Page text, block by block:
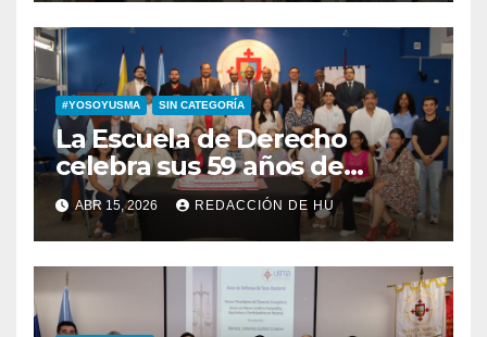
#YOSOYUSMA SIN CATEGORÍA
La Escuela de Derecho
celebra sus 59 años de
aniversario
ABR 15, 2026 REDACCIÓN DE HU